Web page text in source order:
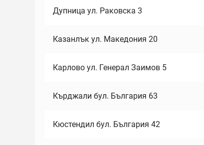
Дупница ул. Раковска 3
Казанлък ул. Македония 20
Карлово ул. Генерал Заимов 5
Кърджали бул. България 63
Кюстендил бул. България 42